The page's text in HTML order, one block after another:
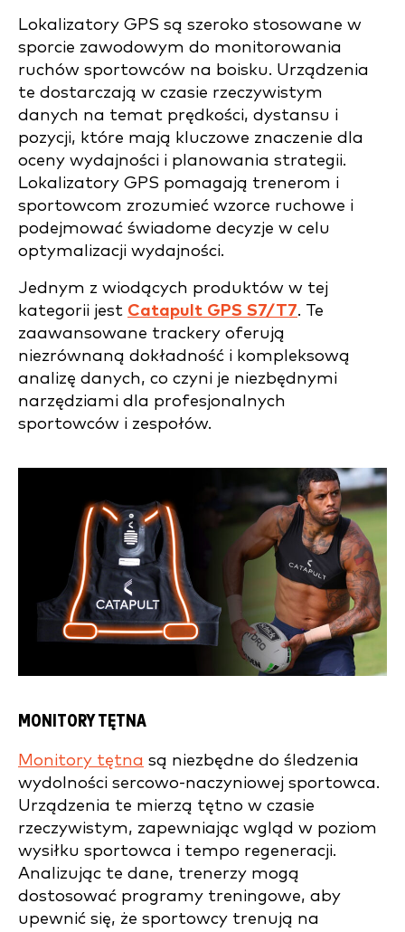
Lokalizatory GPS są szeroko stosowane w
sporcie zawodowym do monitorowania
ruchów sportowców na boisku. Urządzenia
te dostarczają w czasie rzeczywistym
danych na temat prędkości, dystansu i
pozycji, które mają kluczowe znaczenie dla
oceny wydajności i planowania strategii.
Lokalizatory GPS pomagają trenerom i
sportowcom zrozumieć wzorce ruchowe i
podejmować świadome decyzje w celu
optymalizacji wydajności.
Jednym z wiodących produktów w tej
kategorii jest Catapult GPS S7/T7. Te
zaawansowane trackery oferują
niezrównaną dokładność i kompleksową
analizę danych, co czyni je niezbędnymi
narzędziami dla profesjonalnych
sportowców i zespołów.
MONITORY TĘTNA
Monitory tętna są niezbędne do śledzenia
wydolności sercowo-naczyniowej sportowca.
Urządzenia te mierzą tętno w czasie
rzeczywistym, zapewniając wgląd w poziom
wysiłku sportowca i tempo regeneracji.
Analizując te dane, trenerzy mogą
dostosować programy treningowe, aby
upewnić się, że sportowcy trenują na